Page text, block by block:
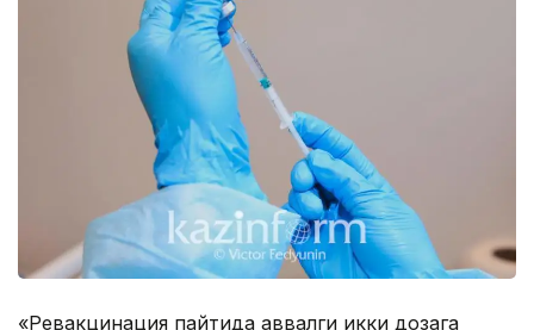
«Ревакцинация пайтида аввалги икки дозага